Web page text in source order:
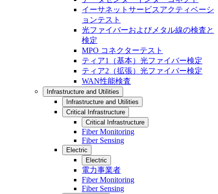
イーサネットサービスアクティベーシ
ョンテスト
光ファイバーおよびメタル線の検査と
検定
MPO コネクターテスト
ティア1（基本）光ファイバー検定
ティア2（拡張）光ファイバー検定
WAN性能検査
Infrastructure and Utilities
Infrastructure and Utilities
Critical Infrastructure
Critical Infrastructure
Fiber Monitoring
Fiber Sensing
Electric
Electric
電力事業者
Fiber Monitoring
Fiber Sensing